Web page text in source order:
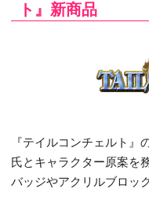
ト』新商品
『テイルコンチェルト
氏とキャラクター原案を
バッジやアクリルブロッ